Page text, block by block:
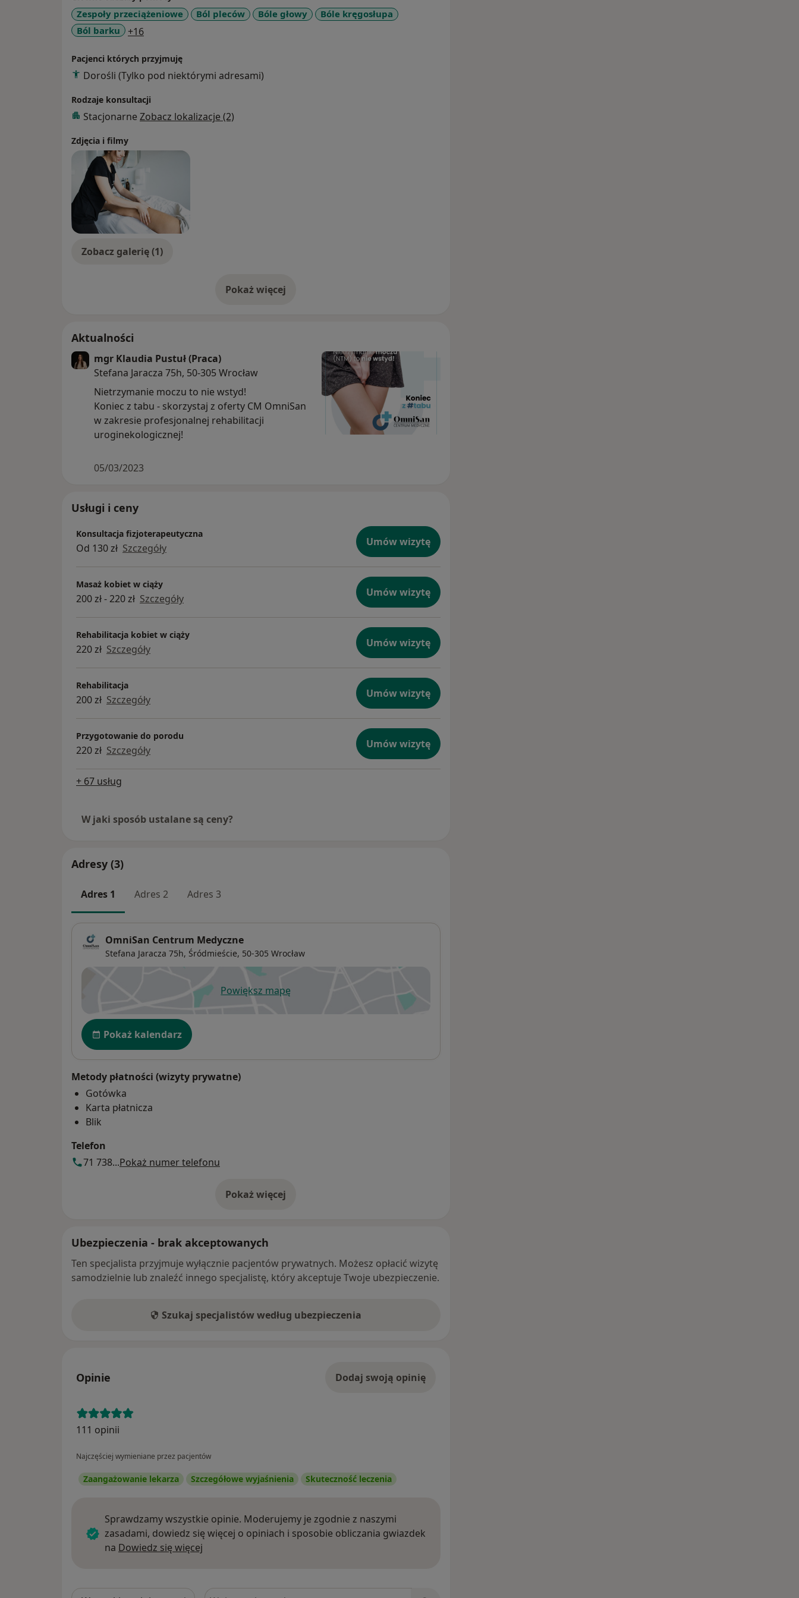
terapii do celów i możliwości pacjenta.
Zespoły przeciążeniowe Ból pleców Bóle głowy
Bóle kręgosłupa
Ból barku
+16a11y_sr_more_diseases
Pacjenci których przyjmuję
Dorośli (Tylko pod niektórymi adresami)
Rodzaje konsultacji
Stacjonarne Zobacz lokalizacje (2)
Zdjęcia i filmy
Zobacz galerię (1)
Pokaż więcejo doświadczeniu
Aktualności
mgr Klaudia Pustuł (Praca)
Stefana Jaracza 75h, 50-305 Wrocław
Nietrzymanie moczu to nie wstyd!
Koniec z tabu - skorzystaj z oferty CM OmniSan
w zakresie profesjonalnej rehabilitacji
uroginekologicznej!
05/03/2023
Usługi i ceny
Konsultacja fizjoterapeutyczna
Od 130 zł Szczegóły Umów wizytę
Masaż kobiet w ciąży
200 zł - 220 zł Szczegóły Umów wizytę
Rehabilitacja kobiet w ciąży
220 zł Szczegóły Umów wizytę
Rehabilitacja
200 zł Szczegóły Umów wizytę
Przygotowanie do porodu
220 zł Szczegóły Umów wizytę
+ 67 usług
W jaki sposób ustalane są ceny?
Adresy (3)
Adres 1 Adres 2 Adres 3
OmniSan Centrum Medyczne
Stefana Jaracza 75h, Śródmieście, 50-305 Wrocław
Powiększ mapęotwiera się w nowej karcie
Dostępność
Pokaż kalendarz
Metody płatności (wizyty prywatne)
Gotówka
Karta płatnicza
Blik
Telefon
71 738...Pokaż numer telefonu
Pokaż więcej
o adresie
Ubezpieczenia - brak akceptowanych
Ten specjalista przyjmuje wyłącznie pacjentów prywatnych. Możesz opłacić wizytę
samodzielnie lub znaleźć innego specjalistę, który akceptuje Twoje ubezpieczenie.
Szukaj specjalistów według ubezpieczenia
Opinie Dodaj swoją opinię
111 opinii
Najczęściej wymieniane przez pacjentów
Zaangażowanie lekarza Szczegółowe wyjaśnienia Skuteczność leczenia
Sprawdzamy wszystkie opinie. Moderujemy je zgodnie z naszymi
zasadami, dowiedz się więcej o opiniach i sposobie obliczania gwiazdek
na Dowiedz się więcej
Szukaj w opiniach